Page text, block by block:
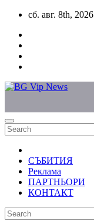
Skip
content
сб. авг. 8th, 2026
СЪБИТИЯ
Реклама
ПАРТНЬОРИ
КОНТАКТ